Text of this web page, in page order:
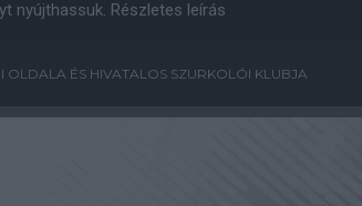
nyújthassuk. Részletes leírás
OLDALA ÉS HIVATALOS SZURKOLÓI KLUBJA